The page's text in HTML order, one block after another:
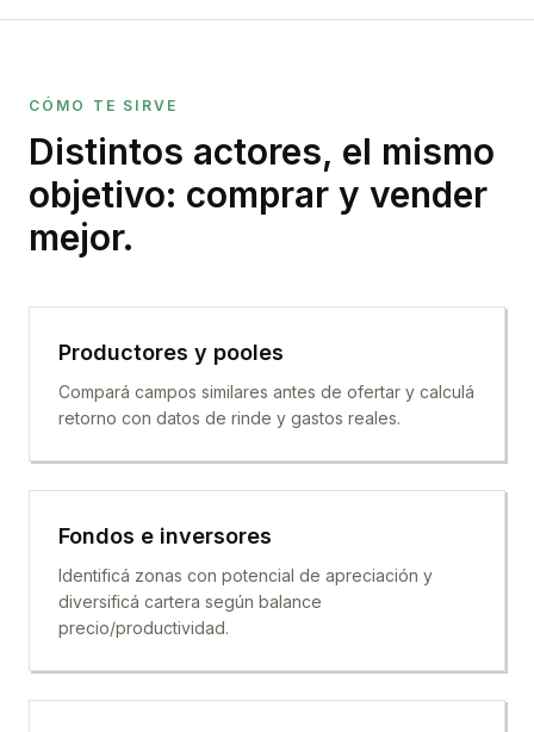
CÓMO TE SIRVE
Distintos actores, el mismo
objetivo: comprar y vender
mejor.
Productores y pooles
Compará campos similares antes de ofertar y calculá
retorno con datos de rinde y gastos reales.
Fondos e inversores
Identificá zonas con potencial de apreciación y
diversificá cartera según balance
precio/productividad.